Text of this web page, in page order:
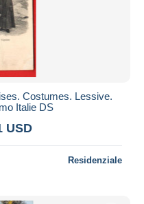
Costumes. Lessive.
Italie DS
USD
Residenziale